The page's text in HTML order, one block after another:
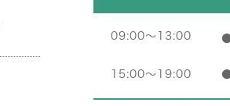
09:00～13:00
15:00～19:00